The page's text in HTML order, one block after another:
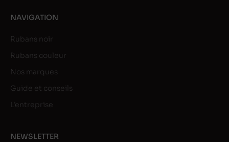
NAVIGATION
Rubans noir
Rubans couleur
Nos marques
Guide et conseils
L’entreprise
NEWSLETTER